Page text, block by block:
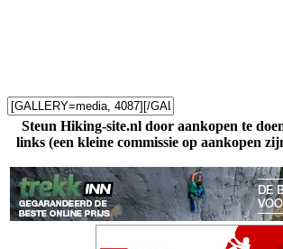
Steun Hiking-site.nl door aankopen te
links (een kleine commissie op aankopen